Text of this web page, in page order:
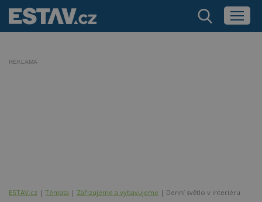
REKLAMA
ESTAV.cz Témata Zařizujeme a vybavujeme Denní světlo v interiéru